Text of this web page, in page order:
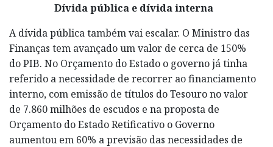
Dívida pública e dívida interna
A dívida pública também vai escalar. O Ministro das
Finanças tem avançado um valor de cerca de 150%
do PIB. No Orçamento do Estado o governo já tinha
referido a necessidade de recorrer ao financiamento
interno, com emissão de títulos do Tesouro no valor
de 7.860 milhões de escudos e na proposta de
Orçamento do Estado Retificativo o Governo
aumentou em 60% a previsão das necessidades de